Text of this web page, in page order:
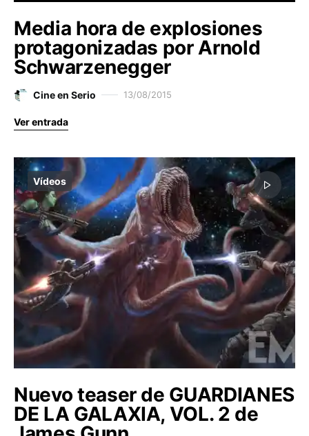
Media hora de explosiones
protagonizadas por Arnold
Schwarzenegger
Cine en Serio 13/08/2015
Ver entrada
Vídeos
Nuevo teaser de GUARDIANES
DE LA GALAXIA, VOL. 2 de